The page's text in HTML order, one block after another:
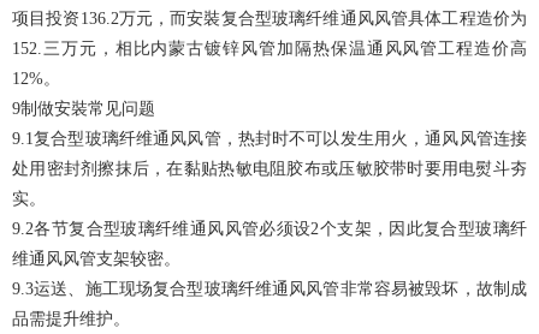
项目投资136.2万元，而安裝复合型玻璃纤维通风风管具体工程造价为
152.三万元，相比内蒙古镀锌风管 加隔热保温通风风管工程造价高
12%。
9制做安裝常见问题
9.1复合型玻璃纤维通风风管，热封时不可以发生用火，通风风管连接
处用密封剂擦抹后，在黏贴热敏电阻胶布或压敏胶带时要用电熨斗夯
实。
9.2各节复合型玻璃纤维通风风管必须设2个支架，因此复合型玻璃纤
维通风风管支架较密。
9.3运送、施工现场复合型玻璃纤维通风风管非常容易被毁坏，故制成
品需提升维护。